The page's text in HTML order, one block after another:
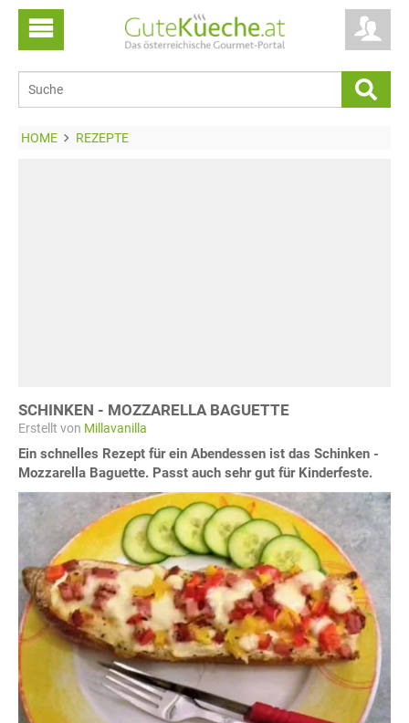
HOME REZEPTE
SCHINKEN - MOZZARELLA BAGUETTE
Erstellt von Millavanilla
Ein schnelles Rezept für ein Abendessen ist das Schinken -
Mozzarella Baguette. Passt auch sehr gut für Kinderfeste.